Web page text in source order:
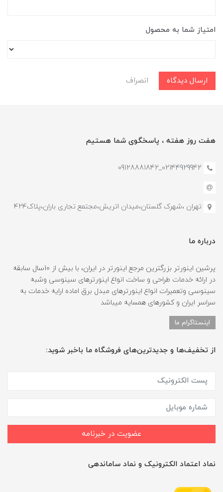
امتیاز شما به محصول
ارسال دیدگاه انصراف
هفت روز هفته ، پاسخگوی شما هستیم
02144929942_09128881842
تهران ،شهرک گلستان،میدان اتریش،مجتمع تجاری باران،پلاک۴۲۴
درباره ما
پرشین اینورتر بزرگترین مرجع اینورتر در ایران، با بیش از 10سال سابقه
در ارائه خدمات طراحی و ساخت انواع اینورترهای سینوسی وشبه
سینوسی وتعمیرات انواع اینورترهای مبدل برق اماده ارایه خدمات به
سراسر ایران و کشورهای همسایه میباشد
اینستاگرام ما
از تخفیف‌ها و جدیدترین‌های فروشگاه ما باخبر شوید:
عضویت در خبرنامه
نماد اعتماد الکترونیک و نماد ساماندهی